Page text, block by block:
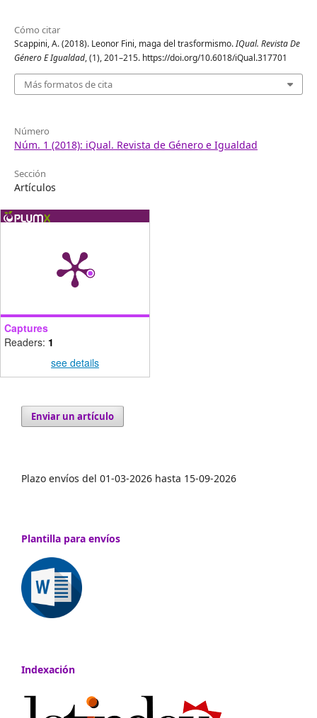
Cómo citar
Scappini, A. (2018). Leonor Fini, maga del trasformismo.IQual. Revista De
Género E Igualdad, (1), 201–215. https://doi.org/10.6018/iQual.317701
Más formatos de cita
Número
Núm. 1 (2018): iQual. Revista de Género e Igualdad
Sección
Artículos
Captures
Readers: 1
see details
Enviar un artículo
Plazo envíos del 01-03-2026 hasta 15-09-2026
Plantilla para envíos
Indexación